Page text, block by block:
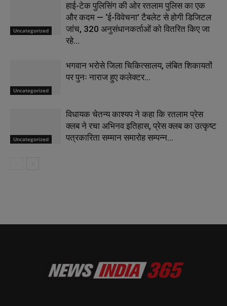
Uncategorized
हाई-टेक पुलिसिंग की ओर रतलाम पुलिस का एक
और कदम — ‘ई-विवेचना’ टैबलेट से होगी डिजिटल
जांच, 320 अनुसंधानकर्ताओं को वितरित किए जा
रहे...
Uncategorized
भगवान भरोसे जिला चिकित्सालय, लंबित शिकायतों
पर पुनः नाराज हुए कलेक्टर…
Uncategorized
विधायक चेतन्य काश्यप ने कहा कि रतलाम प्रेस
क्लब ने रचा अभिनव इतिहास, प्रेस क्लब का उत्कृष्ट
पत्रकारिता सम्मान समारोह सम्पन्न…